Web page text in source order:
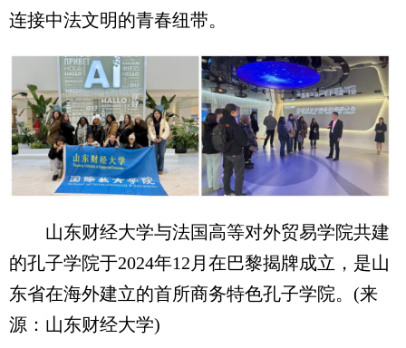
连接中法文明的青春纽带。
山东财经大学与法国高等对外贸易学院共建
的孔子学院于2024年12月在巴黎揭牌成立，是山
东省在海外建立的首所商务特色孔子学院。(来
源：山东财经大学)